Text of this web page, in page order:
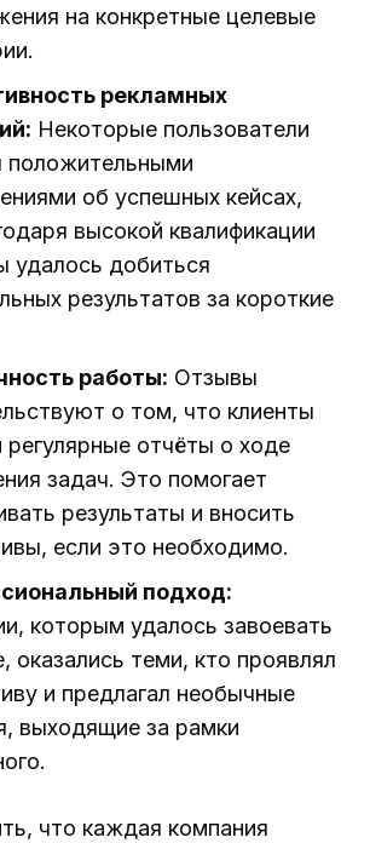
на конкретные целевые
рекламных
Некоторые пользователи
положительными
об успешных кейсах,
высокой квалификации
удалось добиться
результатов за короткие
работы: Отзывы
о том, что клиенты
регулярные отчёты о ходе
задач. Это помогает
результаты и вносить
если это необходимо.
подход:
которым удалось завоевать
оказались теми, кто проявлял
и предлагал необычные
выходящие за рамки
что каждая компания